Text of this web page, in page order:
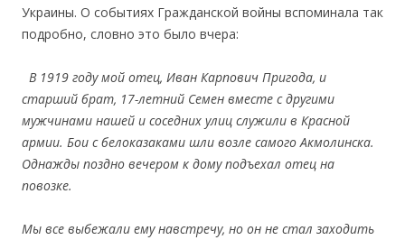
Украины. О событиях Гражданской войны вспоминала так
подробно, словно это было вчера:
В 1919 году мой отец, Иван Карпович Пригода, и
старший брат, 17-летний Семен вместе с другими
мужчинами нашей и соседних улиц служили в Красной
армии. Бои с белоказаками шли возле самого Акмолинска.
Однажды поздно вечером к дому подъехал отец на
повозке.
Мы все выбежали ему навстречу, но он не стал заходить